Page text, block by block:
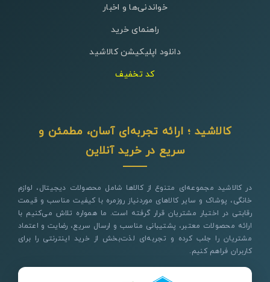
خواندنی‌ها و اخبار
راهنمای خرید
دانلود اپلیکیشن کالاشید
کد تخفیف
کالاشید ؛ ارائه تجربه‌ای آسان، مطمئن و
سریع در خرید آنلاین
در کالاشید مجموعه‌ای متنوع از کالاها شامل محصولات دیجیتال، لوازم
خانگی، پوشاک و سایر کالاهای موردنیاز روزمره با کیفیت مناسب و قیمت
رقابتی در اختیار مشتریان قرار گرفته است. ما همواره تلاش می‌کنیم با
ارائه محصولات معتبر، پشتیبانی مناسب و ارسال سریع، رضایت و اعتماد
مشتریان را جلب کرده و تجربه‌ای لذت‌بخش از خرید اینترنتی را برای
کاربران فراهم کنیم.